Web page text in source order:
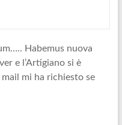
Habemus nuova
e l’Artigiano si è
mi ha richiesto se